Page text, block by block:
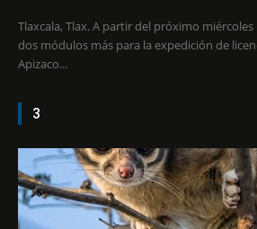
Tlaxcala, Tlax. A partir del próximo
dos módulos más para la expedición de
Apizaco...
3